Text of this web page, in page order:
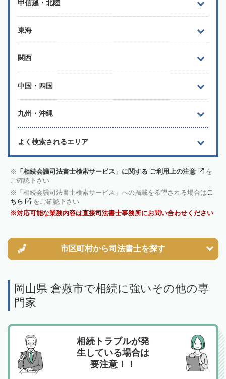
甲信越・北陸
東海
関西
中国・四国
九州・沖縄
よく検索されるエリア
「相続会議司法書士検索サービス」に関する ご利用上の注意
を
ご確認下さい
「相続会議司法書士検索サービス」への掲載を希望される場合はこ
ちら
をご確認下さい
対応可能な業務内容は直接司法書士事務所にお問い合わせください
市区町村から司法書士を探す
岡山県 倉敷市で相続に強いその他の専
門家
相続トラブルが発
生している場合は
要注意！！